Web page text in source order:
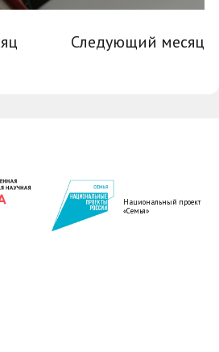
Следующий месяц
Национальный проект
«Семья»